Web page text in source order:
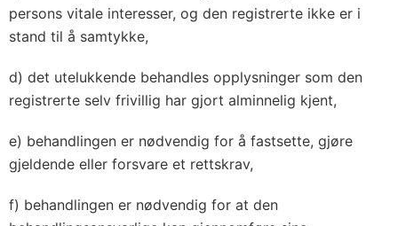
persons vitale interesser, og den registrerte ikke er i
stand til å samtykke,
d) det utelukkende behandles opplysninger som den
registrerte selv frivillig har gjort alminnelig kjent,
e) behandlingen er nødvendig for å fastsette, gjøre
gjeldende eller forsvare et rettskrav,
f) behandlingen er nødvendig for at den